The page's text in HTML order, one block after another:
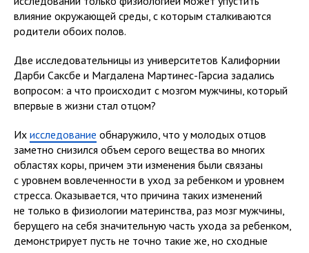
влияние окружающей среды, с которым сталкиваются
родители обоих полов.
Две исследовательницы из университетов Калифорнии
Дарби Саксбе и Магдалена Мартинес-Гарсиа задались
вопросом: а что происходит с мозгом мужчины, который
впервые в жизни стал отцом?
Их исследование обнаружило, что у молодых отцов
заметно снизился объем серого вещества во многих
областях коры, причем эти изменения были связаны
с уровнем вовлеченности в уход за ребенком и уровнем
стресса. Оказывается, что причина таких изменений
не только в физиологии материнства, раз мозг мужчины,
берущего на себя значительную часть ухода за ребенком,
демонстрирует пусть не точно такие же, но сходные